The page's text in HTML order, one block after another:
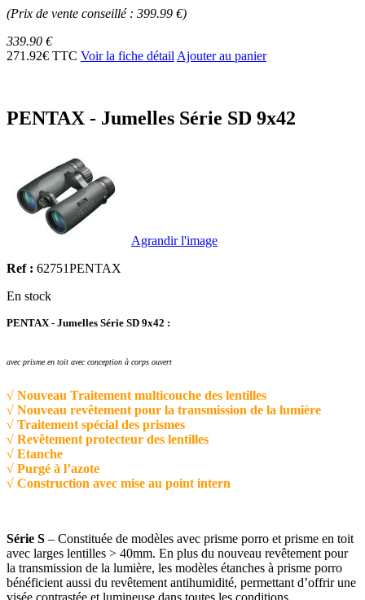
(Prix de vente conseillé : 399.99 €)
339.90 €
271.92€ TTC Voir la fiche détail Ajouter au panier
PENTAX - Jumelles Série SD 9x42
Agrandir l'image
Ref : 62751PENTAX
En stock
PENTAX - Jumelles Série SD 9x42 :
avec prisme en toit avec conception à corps ouvert
√ Nouveau Traitement multicouche des lentilles
√ Nouveau revêtement pour la transmission de la lumière
√ Traitement spécial des prismes
√ Revêtement protecteur des lentilles
√ Etanche
√ Purgé à l’azote
√ Construction avec mise au point intern
Série S – Constituée de modèles avec prisme porro et prisme en toit
avec larges lentilles > 40mm. En plus du nouveau revêtement pour
la transmission de la lumière, les modèles étanches à prisme porro
bénéficient aussi du revêtement antihumidité, permettant d’offrir une
visée contrastée et lumineuse dans toutes les conditions.